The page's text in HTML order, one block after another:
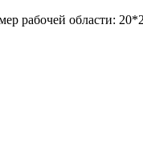
рабочей области: